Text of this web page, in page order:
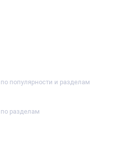
популярности и разделам
разделам